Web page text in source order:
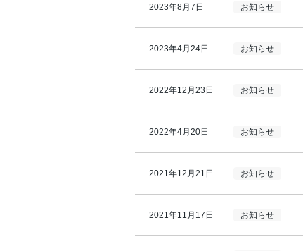
2023年8月7日 お知らせ
2023年4月24日 お知らせ
2022年12月23日 お知らせ
2022年4月20日 お知らせ
2021年12月21日 お知らせ
2021年11月17日 お知らせ